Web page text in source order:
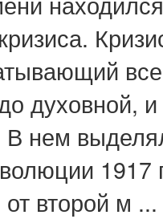
духовной,
нем
1917
второй м ...